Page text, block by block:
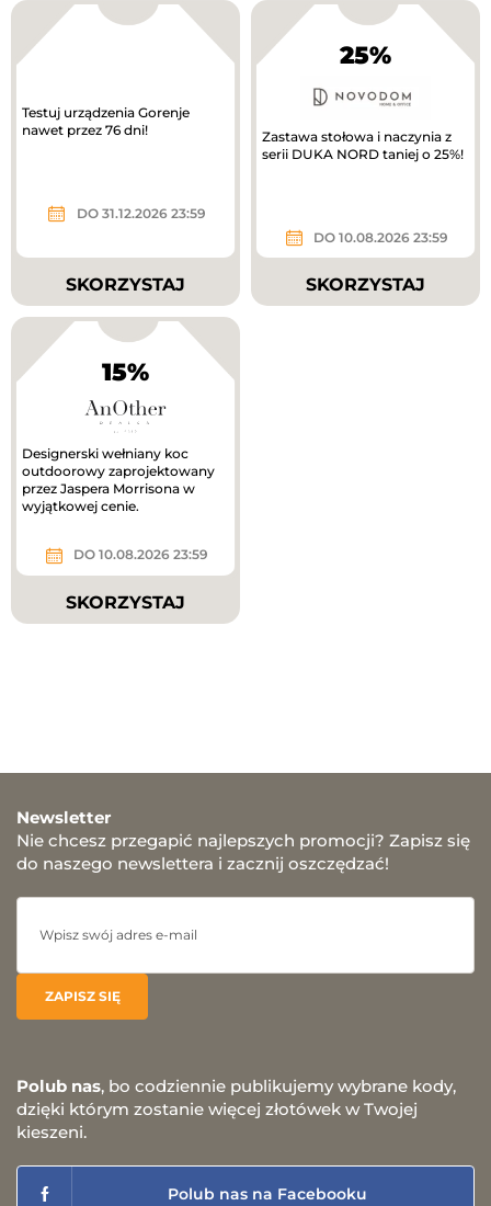
Testuj urządzenia Gorenje
nawet przez 76 dni!
DO 31.12.2026 23:59
SKORZYSTAJ
25%
Zastawa stołowa i naczynia z
serii DUKA NORD taniej o 25%!
DO 10.08.2026 23:59
SKORZYSTAJ
15%
Designerski wełniany koc
outdoorowy zaprojektowany
przez Jaspera Morrisona w
wyjątkowej cenie.
DO 10.08.2026 23:59
SKORZYSTAJ
Newsletter
Nie chcesz przegapić najlepszych promocji? Zapisz się
do naszego newslettera i zacznij oszczędzać!
Polub nas, bo codziennie publikujemy wybrane kody,
dzięki którym zostanie więcej złotówek w Twojej
kieszeni.
Polub nas na Facebooku